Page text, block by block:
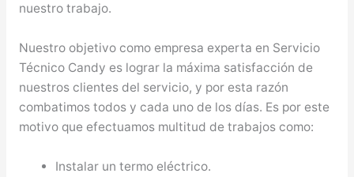
nuestro trabajo.
Nuestro objetivo como empresa experta en Servicio
Técnico Candy es lograr la máxima satisfacción de
nuestros clientes del servicio, y por esta razón
combatimos todos y cada uno de los días. Es por este
motivo que efectuamos multitud de trabajos como:
Instalar un termo eléctrico.